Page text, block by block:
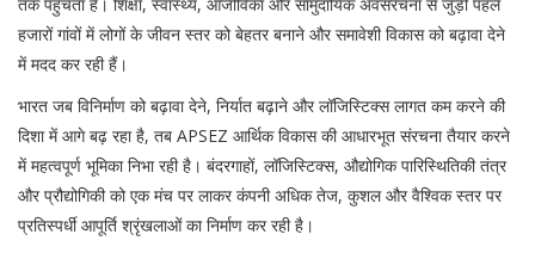
हजारों गांवों में लोगों के जीवन स्तर को बेहतर बनाने और समावेशी विकास को बढ़ावा देने
में मदद कर रही हैं।
भारत जब विनिर्माण को बढ़ावा देने, निर्यात बढ़ाने और लॉजिस्टिक्स लागत कम करने की
दिशा में आगे बढ़ रहा है, तब APSEZ आर्थिक विकास की आधारभूत संरचना तैयार करने
में महत्वपूर्ण भूमिका निभा रही है। बंदरगाहों, लॉजिस्टिक्स, औद्योगिक पारिस्थितिकी तंत्र
और प्रौद्योगिकी को एक मंच पर लाकर कंपनी अधिक तेज, कुशल और वैश्विक स्तर पर
प्रतिस्पर्धी आपूर्ति श्रृंखलाओं का निर्माण कर रही है।